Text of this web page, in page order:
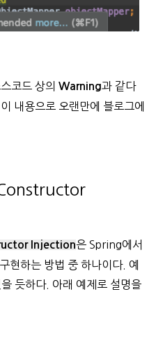
코드 상의 Warning과 같다
내용으로 오랜만에 블로그에
Injection은 Spring에서
하는 방법 중 하나이다. 예
듯하다. 아래 예제로 설명을